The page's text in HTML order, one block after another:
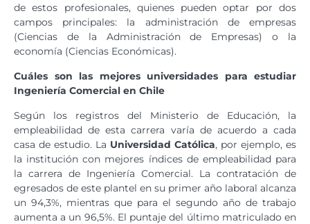
de estos profesionales, quienes pueden optar por dos
campos principales: la administración de empresas
(Ciencias de la Administración de Empresas) o la
economía (Ciencias Económicas).
Cuáles son las mejores universidades para estudiar
Ingeniería Comercial en Chile
Según los registros del Ministerio de Educación, la
empleabilidad de esta carrera varía de acuerdo a cada
casa de estudio. La Universidad Católica, por ejemplo, es
la institución con mejores índices de empleabilidad para
la carrera de Ingeniería Comercial. La contratación de
egresados de este plantel en su primer año laboral alcanza
un 94,3%, mientras que para el segundo año de trabajo
aumenta a un 96,5%. El puntaje del último matriculado en